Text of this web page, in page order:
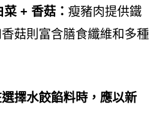
+ 香菇： 瘦豬肉提供鐵
菇則富含膳食纖維和多種
擇水餃餡料時，應以新